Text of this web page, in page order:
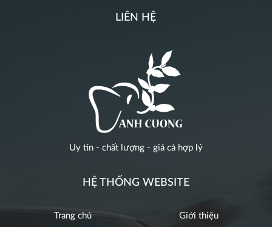
LIÊN HỆ
Uy tin - chất lượng - giá cả hợp lý
HỆ THỐNG WEBSITE
Trang chủ Giới thiệu